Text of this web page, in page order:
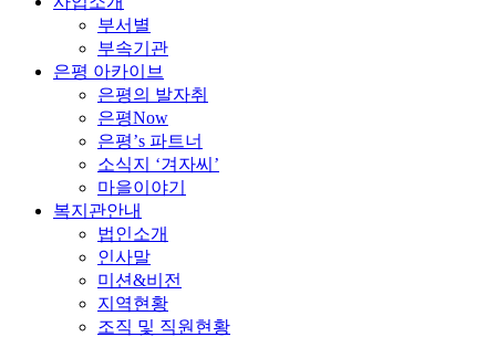
부서별
부속기관
은평 아카이브
은평의 발자취
은평Now
은평’s 파트너
소식지 ‘겨자씨’
마을이야기
복지관안내
법인소개
인사말
미션&비전
지역현황
조직 및 직원현황